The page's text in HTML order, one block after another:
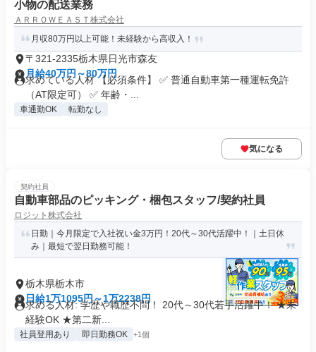
小物の配送業務
ＡＲＲＯＷＥＡＳＴ株式会社
月収80万円以上可能！未経験から高収入！
〒321-2335栃木県日光市森友
月給40万円～80万円
求めている人材 【必須条件】 ✅ 普通自動車第一種運転免許
（AT限定可） ✅ 年齢・...
車通勤OK 転勤なし
気になる
契約社員
自動車部品のピッキング・梱包スタッフ/契約社員
ロジット株式会社
日勤｜今月限定で入社祝い金3万円！20代～30代活躍中！｜土日休
み｜最短で翌日勤務可能！
栃木県栃木市
日給1万1095円～1万2238円
求める人材: 学歴や職歴不問！ 20代～30代若手活躍中！ ★未
経験OK ★第二新...
社員登用あり 即日勤務OK +1個